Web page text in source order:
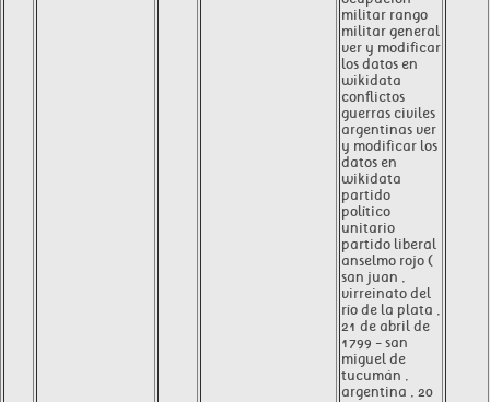
militar rango
militar general
ver y modificar
los datos en
wikidata
conflictos
guerras civiles
argentinas ver
y modificar los
datos en
wikidata
partido
político
unitario
partido liberal
anselmo rojo (
san juan ,
virreinato del
río de la plata ,
21 de abril de
1799 - san
miguel de
tucumán ,
argentina , 20